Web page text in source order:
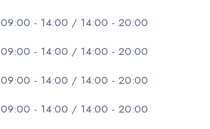
09:00 - 14:00 / 14:00 - 20:00
09:00 - 14:00 / 14:00 - 20:00
09:00 - 14:00 / 14:00 - 20:00
09:00 - 14:00 / 14:00 - 20:00